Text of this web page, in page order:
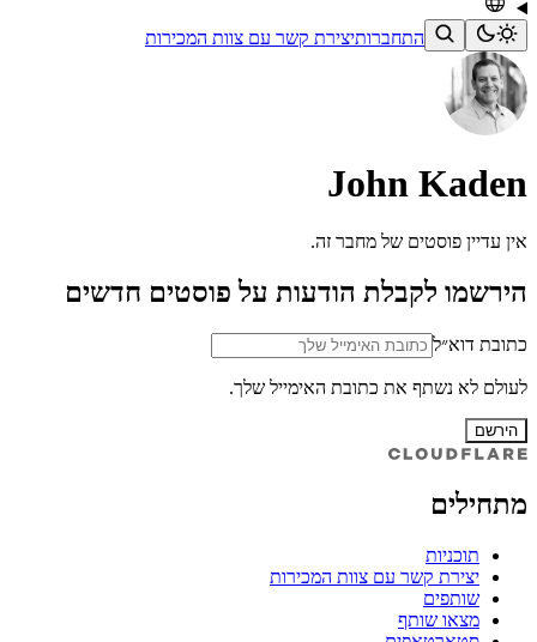
התחברותיצירת קשר עם צוות המכירות
John Kaden
אין עדיין פוסטים של מחבר זה.
הירשמו לקבלת הודעות על פוסטים חדשים
כתובת דוא״ל
לעולם לא נשתף את כתובת האימייל שלך.
הירשם
מתחילים
תוכניות
יצירת קשר עם צוות המכירות
שותפים
מצאו שותף